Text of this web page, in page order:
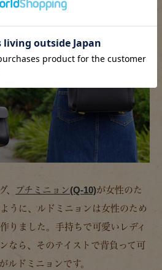
プチミニョン(Q-10)が女性のた
うに、ルドミニョンは女性のため
りました。手持ちで可愛いレディ
なら、そのテイストで背負って可
ルドミニョンです。